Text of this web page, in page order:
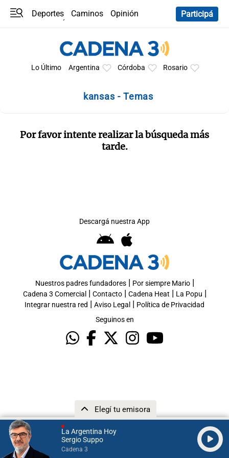
La Argentina Hoy
Sergio Suppo
Cadena 3
Elegí tu emisora
Deportes Caminos
Opinión
Participá
Lo Último Argentina Córdoba Rosario
kansas - Temas
Por favor intente realizar la búsqueda más
tarde.
Descargá nuestra App
Nuestros padres fundadores| Por siempre Mario|
Cadena 3 Comercial | Contacto| Cadena Heat | La Popu |
Integrar nuestra red | Aviso Legal | Política de Privacidad
Seguinos en